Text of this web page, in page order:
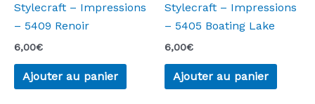
Stylecraft – Impressions
– 5409 Renoir
6,00€
Ajouter au panier
Stylecraft – Impressions
– 5405 Boating Lake
6,00€
Ajouter au panier